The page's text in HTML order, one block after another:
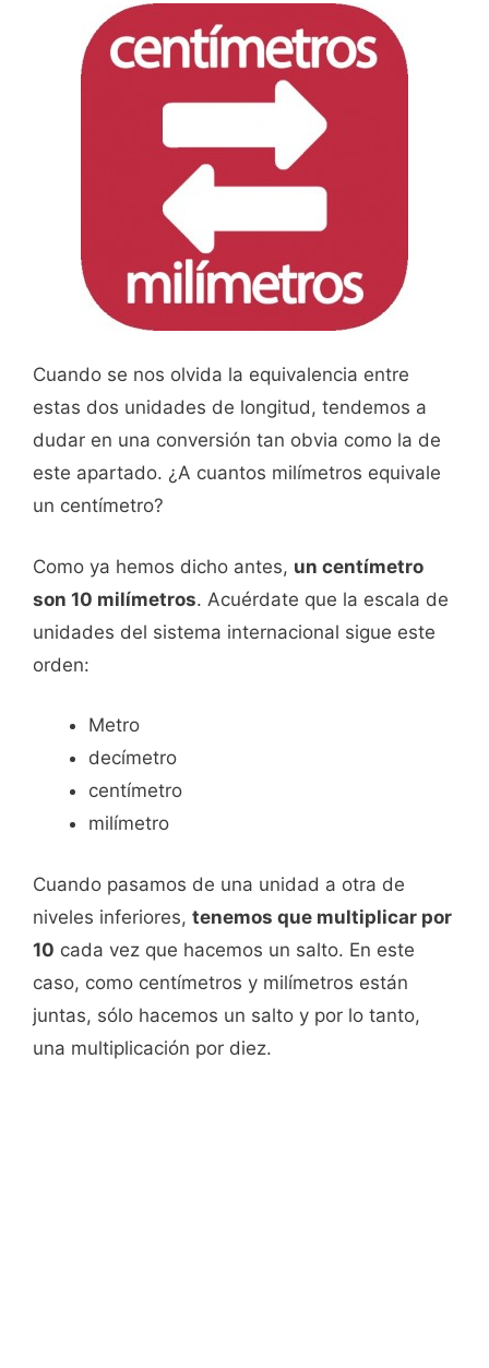
Cuando se nos olvida la equivalencia entre
estas dos unidades de longitud, tendemos a
dudar en una conversión tan obvia como la de
este apartado. ¿A cuantos milímetros equivale
un centímetro?
Como ya hemos dicho antes, un centímetro
son 10 milímetros. Acuérdate que la escala de
unidades del sistema internacional sigue este
orden:
Metro
decímetro
centímetro
milímetro
Cuando pasamos de una unidad a otra de
niveles inferiores, tenemos que multiplicar por
10 cada vez que hacemos un salto. En este
caso, como centímetros y milímetros están
juntas, sólo hacemos un salto y por lo tanto,
una multiplicación por diez.